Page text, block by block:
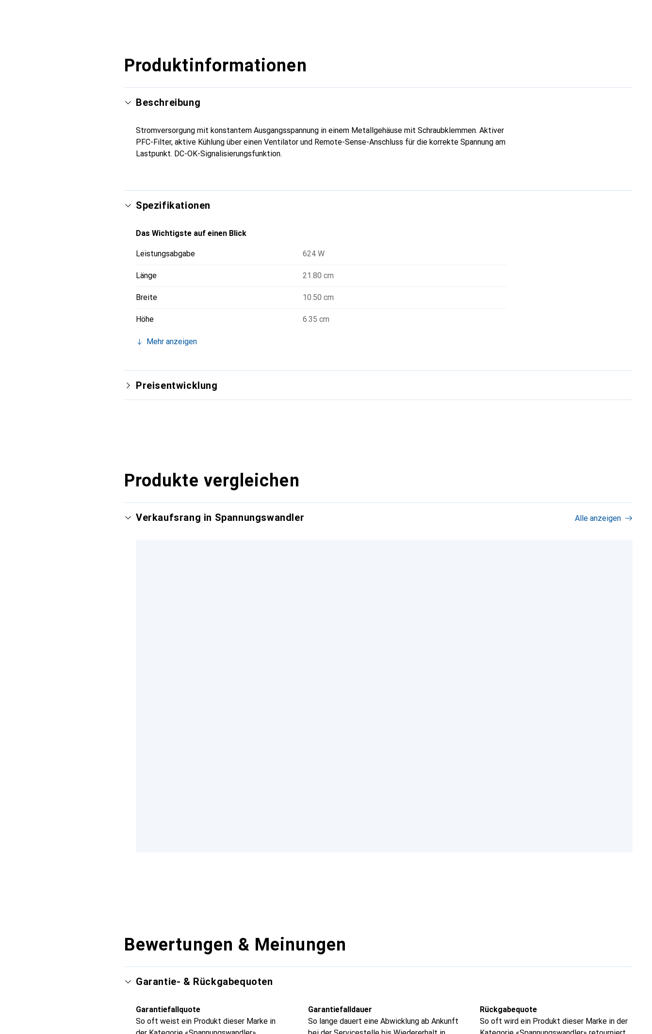
Produktinformationen
Beschreibung
Stromversorgung mit konstantem Ausgangsspannung in einem Metallgehäuse mit Schraubklemmen. Aktiver
PFC-Filter, aktive Kühlung über einen Ventilator und Remote-Sense-Anschluss für die korrekte Spannung am
Lastpunkt. DC-OK-Signalisierungsfunktion.
Spezifikationen
Das Wichtigste auf einen Blick
Leistungsabgabe 624 W
Länge 21.80 cm
Breite 10.50 cm
Höhe 6.35 cm
Mehr anzeigen
Preisentwicklung
Produkte vergleichen
Verkaufsrang in Spannungswandler Alle anzeigen
Bewertungen & Meinungen
Garantie- & Rückgabequoten
Garantiefallquote
So oft weist ein Produkt dieser Marke in
Garantiefalldauer
So lange dauert eine Abwicklung ab Ankunft
Rückgabequote
So oft wird ein Produkt dieser Marke in der